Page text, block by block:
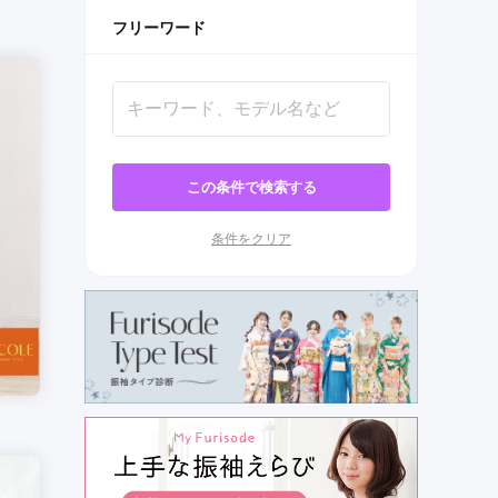
フリーワード
この条件で検索する
条件をクリア